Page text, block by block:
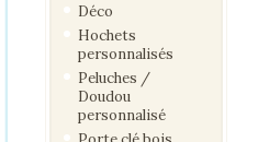
Déco
Hochets
personnalisés
Peluches /
Doudou
personnalisé